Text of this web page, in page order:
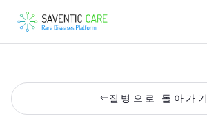
질병으로 돌아가기